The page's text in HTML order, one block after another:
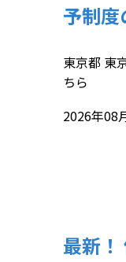
予制度
東京都 東
ちら
2026年08
最新！